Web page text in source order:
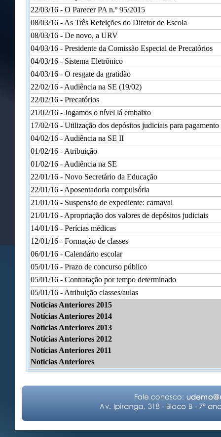
22/03/16 - O Parecer PA n.º 95/2015
08/03/16 - As Três Refeições do Diretor de Escola
08/03/16 - De novo, a URV
04/03/16 - Presidente da Comissão Especial de Precatórios
04/03/16 - Sistema Eletrônico
04/03/16 - O resgate da gratidão
22/02/16 - Audiência na SE (19/02)
22/02/16 - Precatórios
21/02/16 - Jogamos o nível lá embaixo
17/02/16 - Utilização dos depósitos judiciais para pagamento
04/02/16 - Audiência na SE II
01/02/16 - Atribuição
01/02/16 - Audiência na SE
22/01/16 - Novo Secretário da Educação
22/01/16 - Aposentadoria compulsória
21/01/16 - Suspensão de expediente: carnaval
21/01/16 - Apropriação dos valores de depósitos judiciais
14/01/16 - Perícias médicas
12/01/16 - Formação de classes
06/01/16 - Calendário escolar
05/01/16 - Prazo de concurso público
05/01/16 - Contratação por tempo determinado
05/01/16 - Atribuição classes/aulas
Noticías Anteriores 2015
Notícias Anteriores 2014
Notícias Anteriores 2013
Notícias Anteriores 2012
Notícias Anteriores 2011
Notícias Anteriores